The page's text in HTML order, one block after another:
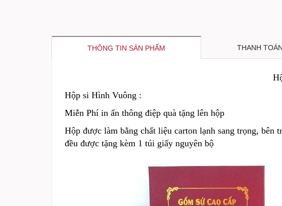
THÔNG TIN SẢN PHẨM THANH
Hộp si Hình Vuông :
Miễn Phí in ấn thông điệp quà tặng lên hộp
Hộp được làm bằng chất liệu carton lạnh sang trọng, bên
đều được tặng kèm 1 túi giấy nguyên bộ